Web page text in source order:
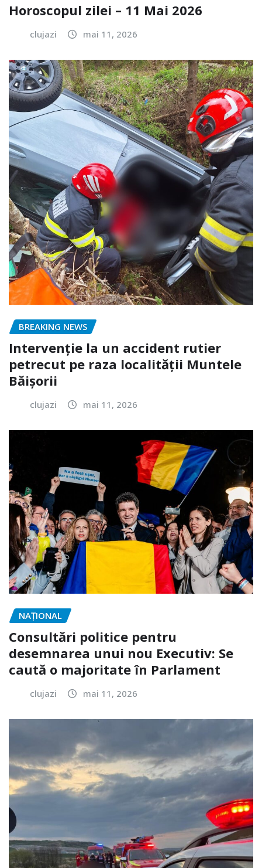
Horoscopul zilei – 11 Mai 2026
clujazi mai 11, 2026
BREAKING NEWS
Intervenție la un accident rutier
petrecut pe raza localității Muntele
Băișorii
clujazi mai 11, 2026
NAŢIONAL
Consultări politice pentru
desemnarea unui nou Executiv: Se
caută o majoritate în Parlament
clujazi mai 11, 2026